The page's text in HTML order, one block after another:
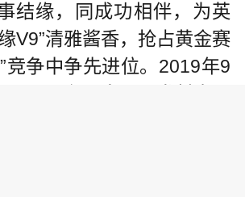
结缘，同成功相伴，为英
V9”清雅酱香，抢占黄金赛
竞争中争先进位。2019年9